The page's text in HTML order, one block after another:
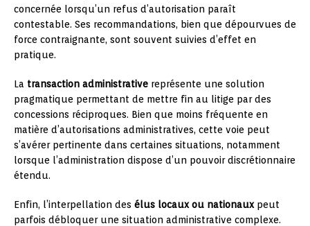
concernée lorsqu’un refus d’autorisation paraît
contestable. Ses recommandations, bien que dépourvues de
force contraignante, sont souvent suivies d’effet en
pratique.
La transaction administrative représente une solution
pragmatique permettant de mettre fin au litige par des
concessions réciproques. Bien que moins fréquente en
matière d’autorisations administratives, cette voie peut
s’avérer pertinente dans certaines situations, notamment
lorsque l’administration dispose d’un pouvoir discrétionnaire
étendu.
Enfin, l’interpellation des élus locaux ou nationauxpeut
parfois débloquer une situation administrative complexe.